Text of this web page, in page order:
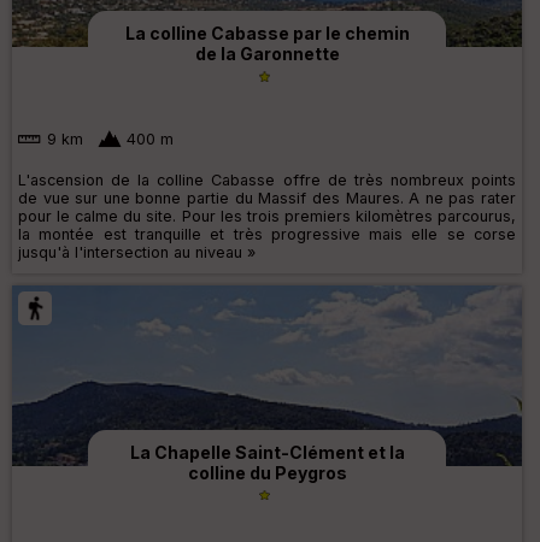
La colline Cabasse par le chemin
de la Garonnette
9 km 400 m
L'ascension de la colline Cabasse offre de très nombreux points
de vue sur une bonne partie du Massif des Maures. A ne pas rater
pour le calme du site. Pour les trois premiers kilomètres parcourus,
la montée est tranquille et très progressive mais elle se corse
jusqu'à l'intersection au niveau »
La Chapelle Saint-Clément et la
colline du Peygros